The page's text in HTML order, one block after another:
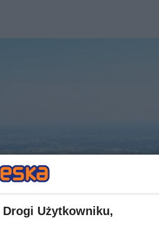
Drogi Użytkowniku,